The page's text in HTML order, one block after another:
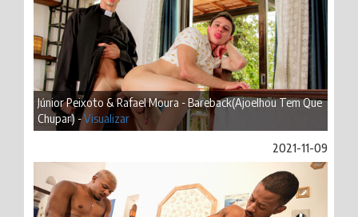
Júnior Peixoto & Rafael Moura - Bareback(Ajoelhou Tem Que
Chupar) -Visualizar
2021-11-09